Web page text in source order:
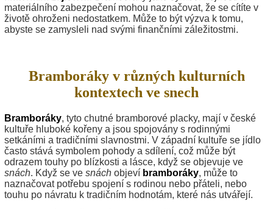
materiálního zabezpečení mohou naznačovat, že se cítíte v
životě ohroženi nedostatkem. Může to být výzva k tomu,
abyste se zamysleli nad svými finančními záležitostmi.
Bramboráky v různých kulturních
kontextech ve snech
Bramboráky, tyto chutné bramborové placky, mají v české
kultuře hluboké kořeny a jsou spojovány s rodinnými
setkáními a tradičními slavnostmi. V západní kultuře se jídlo
často stává symbolem pohody a sdílení, což může být
odrazem touhy po blízkosti a lásce, když se objevuje ve
snách. Když se ve snách objeví bramboráky, může to
naznačovat potřebu spojení s rodinou nebo přáteli, nebo
touhu po návratu k tradičním hodnotám, které nás utvářejí.